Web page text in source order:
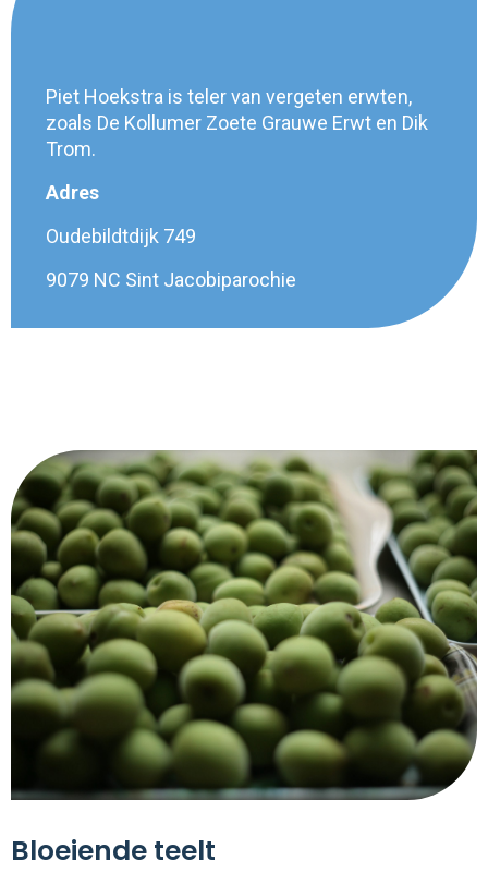
Piet Hoekstra is teler van vergeten erwten,
zoals De Kollumer Zoete Grauwe Erwt en Dik
Trom.
Adres
Oudebildtdijk 749
9079 NC Sint Jacobiparochie
Bloeiende teelt